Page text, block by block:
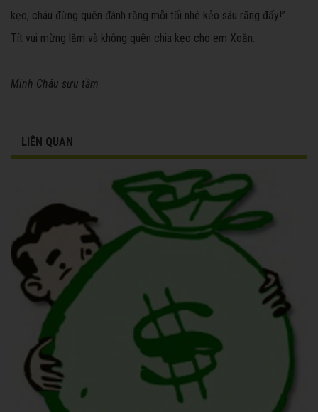
kẹo, cháu đừng quên đánh răng mỗi tối nhé kẻo sâu răng đấy!”.
Tít vui mừng lắm và không quên chia kẹo cho em Xoắn.
Minh Châu sưu tầm
LIÊN QUAN